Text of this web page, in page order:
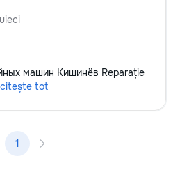
машин Кишинёв Reparație
citește tot
1